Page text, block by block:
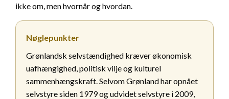
ikke om, men hvornår og hvordan.
Nøglepunkter
Grønlandsk selvstændighed kræver økonomisk
uafhængighed, politisk vilje og kulturel
sammenhængskraft. Selvom Grønland har opnået
selvstyre siden 1979 og udvidet selvstyre i 2009,